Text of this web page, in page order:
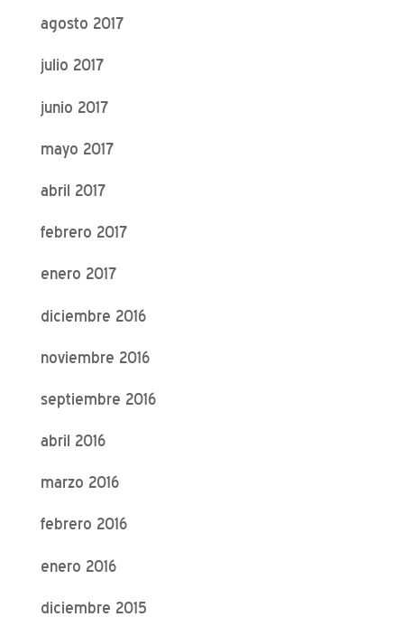
agosto 2017
julio 2017
junio 2017
mayo 2017
abril 2017
febrero 2017
enero 2017
diciembre 2016
noviembre 2016
septiembre 2016
abril 2016
marzo 2016
febrero 2016
enero 2016
diciembre 2015